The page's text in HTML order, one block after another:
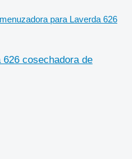
para Laverda 626
626 cosechadora de